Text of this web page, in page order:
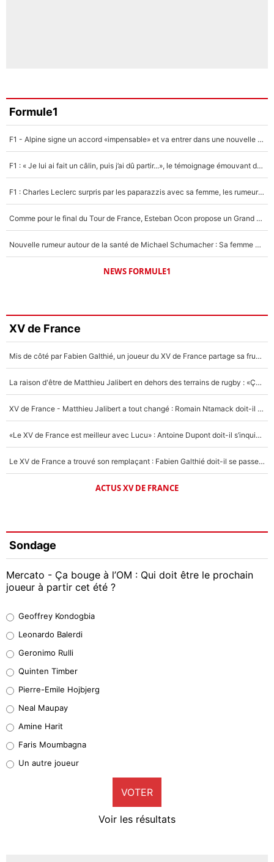
Formule1
F1 - Alpine signe un accord «impensable» et va entrer dans une nouvelle dimension : Grande nouvelle pour Pierre Gasly !
F1 : « Je lui ai fait un câlin, puis j’ai dû partir...», le témoignage émouvant de Max Verstappen sur sa fille
F1 : Charles Leclerc surpris par les paparazzis avec sa femme, les rumeurs étaient vraies !
Comme pour le final du Tour de France, Esteban Ocon propose un Grand Prix de Formule 1 à Paris : «Autour de l’Arc de Triomphe, ce serait génial» !
Nouvelle rumeur autour de la santé de Michael Schumacher : Sa femme Corinna sort du silence
NEWS FORMULE1
XV de France
Mis de côté par Fabien Galthié, un joueur du XV de France partage sa frustration : «ils ne me l’ont pas dit tout de suite»
La raison d'être de Matthieu Jalibert en dehors des terrains de rugby : «Ça m'atteint autant que si tu touches à un membre de ma famille»
XV de France - Matthieu Jalibert a tout changé : Romain Ntamack doit-il s’inquiéter pour sa place à un an de la Coupe du monde ?
«Le XV de France est meilleur avec Lucu» : Antoine Dupont doit-il s’inquiéter pour sa place ?
Le XV de France a trouvé son remplaçant : Fabien Galthié doit-il se passer d'Antoine Dupont ?
ACTUS XV DE FRANCE
Sondage
Mercato - Ça bouge à l’OM : Qui doit être le prochain
joueur à partir cet été ?
38%
32%
5%
1%
9%
Geoffrey Kondogbia
Leonardo Balerdi
Geronimo Rulli
Quinten Timber
Pierre-Emile Hojbjerg
Neal Maupay
Amine Harit
Faris Moumbagna
Un autre joueur
VOTER
Voir les résultats